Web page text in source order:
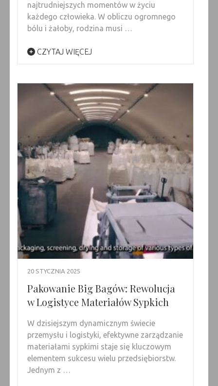
najtrudniejszych momentów w życiu
każdego człowieka. W obliczu ogromnego
bólu i żałoby, rodzina musi …
CZYTAJ WIĘCEJ
20 STYCZNIA 2025
Pakowanie Big Bagów: Rewolucja
w Logistyce Materiałów Sypkich
W dzisiejszym dynamicznym świecie
przemysłu i logistyki, efektywne zarządzanie
materiałami sypkimi staje się kluczowym
elementem sukcesu wielu przedsiębiorstw.
Jednym z …